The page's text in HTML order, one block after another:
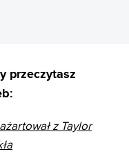
przeczytasz
z Taylor